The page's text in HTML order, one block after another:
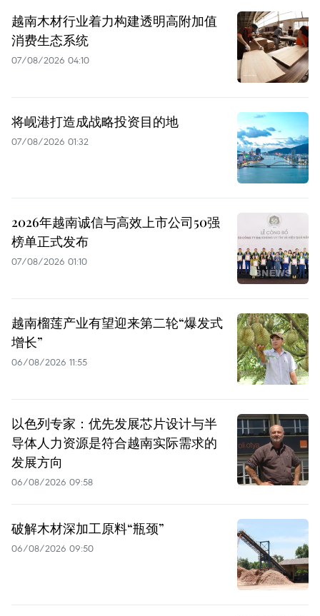
越南木材行业着力构建透明高附加值
消费生态系统
07/08/2026 04:10
将岘港打造成战略投资目的地
07/08/2026 01:32
2026年越南诚信与高效上市公司50强
榜单正式发布
07/08/2026 01:10
越南榴莲产业有望迎来第二轮“爆发式
增长”
06/08/2026 11:55
以色列专家：优先发展芯片设计与半
导体人力资源是符合越南实际需求的
发展方向
06/08/2026 09:58
破解木材深加工原料“瓶颈”
06/08/2026 09:50